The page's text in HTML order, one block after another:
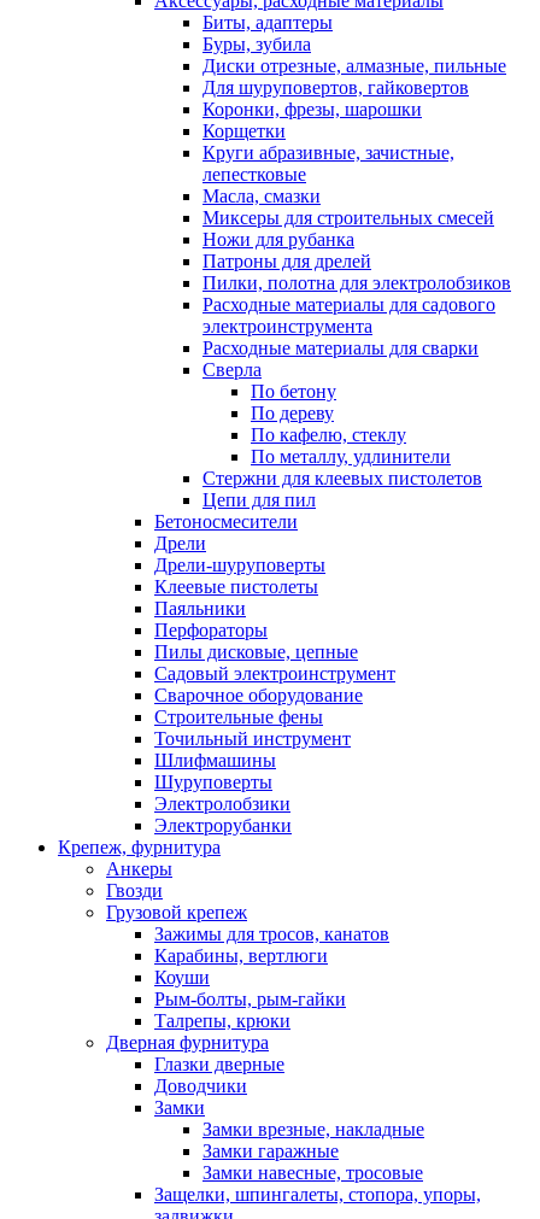
Биты, адаптеры
Буры, зубила
Диски отрезные, алмазные, пильные
Для шуруповертов, гайковертов
Коронки, фрезы, шарошки
Корщетки
Круги абразивные, зачистные,
лепестковые
Масла, смазки
Миксеры для строительных смесей
Ножи для рубанка
Патроны для дрелей
Пилки, полотна для электролобзиков
Расходные материалы для садового
электроинструмента
Расходные материалы для сварки
Сверла
По бетону
По дереву
По кафелю, стеклу
По металлу, удлинители
Стержни для клеевых пистолетов
Цепи для пил
Бетоносмесители
Дрели
Дрели-шуруповерты
Клеевые пистолеты
Паяльники
Перфораторы
Пилы дисковые, цепные
Садовый электроинструмент
Сварочное оборудование
Строительные фены
Точильный инструмент
Шлифмашины
Шуруповерты
Электролобзики
Электрорубанки
Крепеж, фурнитура
Анкеры
Гвозди
Грузовой крепеж
Зажимы для тросов, канатов
Карабины, вертлюги
Коуши
Рым-болты, рым-гайки
Талрепы, крюки
Дверная фурнитура
Глазки дверные
Доводчики
Замки
Замки врезные, накладные
Замки гаражные
Замки навесные, тросовые
Защелки, шпингалеты, стопора, упоры,